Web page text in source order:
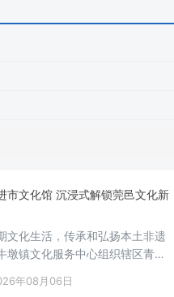
市文化馆 沉浸式解锁莞邑文化新
文化生活，传承和弘扬本土非遗
墩镇文化服务中心组织辖区青少
展“莞一夏”非遗主题研学活动，
，沉浸式感受莞邑文化的独特魅
年08月06日